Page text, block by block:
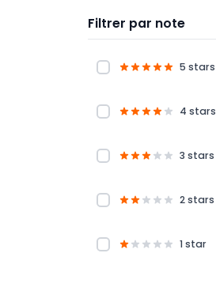
Filtrer par note
5 stars
4 stars
3 stars
2 stars
1 star